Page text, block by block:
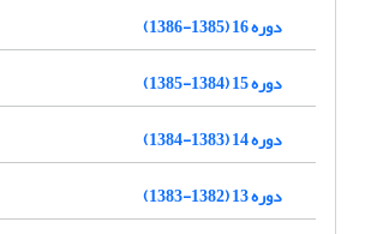
دوره 16 (1385-1386)
دوره 15 (1384-1385)
دوره 14 (1383-1384)
دوره 13 (1382-1383)